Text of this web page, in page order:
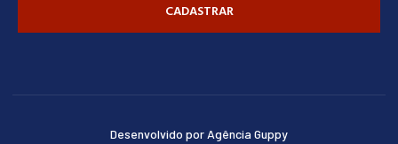
CADASTRAR
Desenvolvido por Agência Guppy